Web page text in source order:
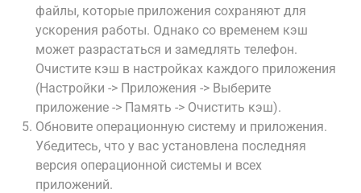
файлы‚ которые приложения сохраняют для
ускорения работы. Однако со временем кэш
может разрастаться и замедлять телефон.
Очистите кэш в настройках каждого приложения
(Настройки -> Приложения -> Выберите
приложение -> Память -> Очистить кэш).
Обновите операционную систему и приложения.
Убедитесь‚ что у вас установлена последняя
версия операционной системы и всех
приложений.